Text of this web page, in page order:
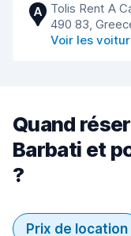
A
Tolis Rent A
490 83,
Voir les
Quand
Barbati et
?
Prix de location